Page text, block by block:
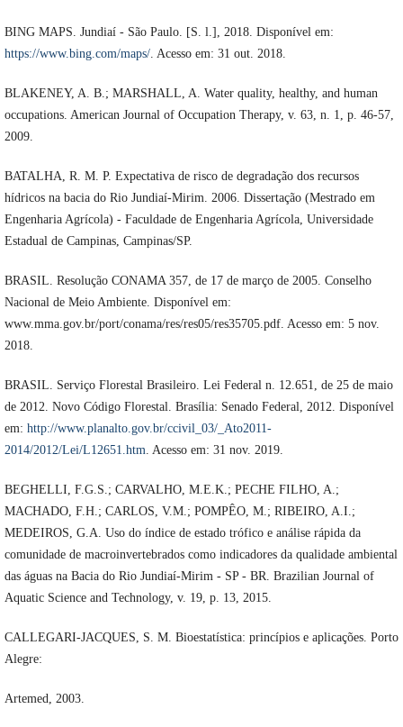
BING MAPS. Jundiaí - São Paulo. [S. l.], 2018. Disponível em:
https://www.bing.com/maps/. Acesso em: 31 out. 2018.
BLAKENEY, A. B.; MARSHALL, A. Water quality, healthy, and human
occupations. American Journal of Occupation Therapy, v. 63, n. 1, p. 46-57,
2009.
BATALHA, R. M. P. Expectativa de risco de degradação dos recursos
hídricos na bacia do Rio Jundiaí-Mirim. 2006. Dissertação (Mestrado em
Engenharia Agrícola) - Faculdade de Engenharia Agrícola, Universidade
Estadual de Campinas, Campinas/SP.
BRASIL. Resolução CONAMA 357, de 17 de março de 2005. Conselho
Nacional de Meio Ambiente. Disponível em:
www.mma.gov.br/port/conama/res/res05/res35705.pdf. Acesso em: 5 nov.
2018.
BRASIL. Serviço Florestal Brasileiro. Lei Federal n. 12.651, de 25 de maio
de 2012. Novo Código Florestal. Brasília: Senado Federal, 2012. Disponível
em: http://www.planalto.gov.br/ccivil_03/_Ato2011-
2014/2012/Lei/L12651.htm . Acesso em: 31 nov. 2019.
BEGHELLI, F.G.S.; CARVALHO, M.E.K.; PECHE FILHO, A.;
MACHADO, F.H.; CARLOS, V.M.; POMPÊO, M.; RIBEIRO, A.I.;
MEDEIROS, G.A. Uso do índice de estado trófico e análise rápida da
comunidade de macroinvertebrados como indicadores da qualidade ambiental
das águas na Bacia do Rio Jundiaí-Mirim - SP - BR. Brazilian Journal of
Aquatic Science and Technology, v. 19, p. 13, 2015.
CALLEGARI-JACQUES, S. M. Bioestatística: princípios e aplicações. Porto
Alegre:
Artemed, 2003.